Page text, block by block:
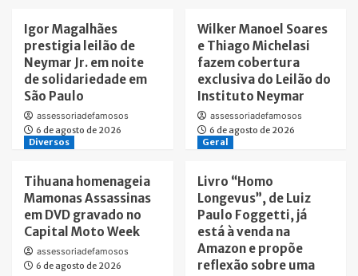
Igor Magalhães
prestigia leilão de
Neymar Jr. em noite
de solidariedade em
São Paulo
assessoriadefamosos
6 de agosto de 2026
Wilker Manoel Soares
e Thiago Michelasi
fazem cobertura
exclusiva do Leilão do
Instituto Neymar
assessoriadefamosos
6 de agosto de 2026
Diversos
Tihuana homenageia
Mamonas Assassinas
em DVD gravado no
Capital Moto Week
assessoriadefamosos
6 de agosto de 2026
Geral
Livro “Homo
Longevus”, de Luiz
Paulo Foggetti, já
está à venda na
Amazon e propõe
reflexão sobre uma